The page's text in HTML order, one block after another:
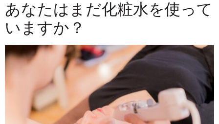
あなたはまだ化粧水を使って
いますか？